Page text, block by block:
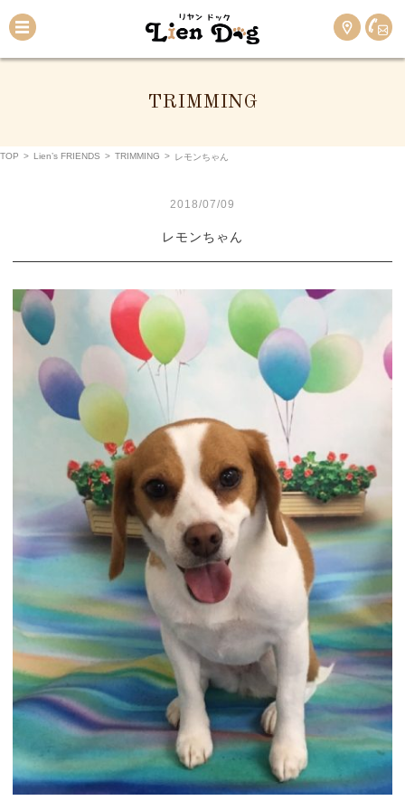
TRIMMING
TOP > Lien’s FRIENDS > TRIMMING > レモンちゃん
2018/07/09
レモンちゃん